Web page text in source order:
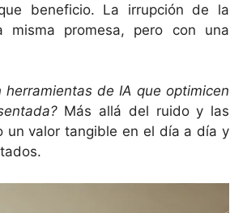
beneficio. La irrupción de la
promesa, pero con una
herramientas de IA que optimicen
Más allá del ruido y las
un valor tangible en el día a día y